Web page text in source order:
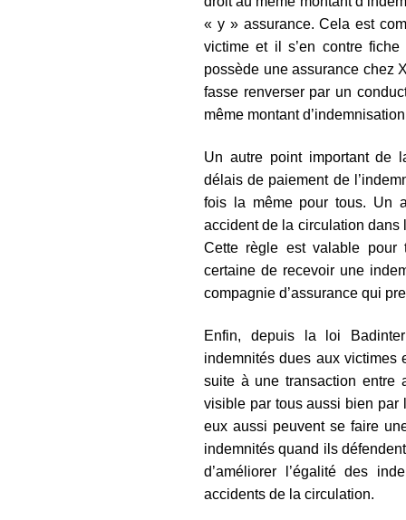
« y » assurance. Cela est
victime et il s’en contre
possède une assurance chez
fasse renverser par un
même montant
Un autre point important de
délais de paiement de
fois la même pour tous. Un
accident de la circulation dans
Cette règle est valable pour
certaine de recevoir une
compagnie d’assurance qui
Enfin, depuis la loi
indemnités dues aux
suite à une transaction entre
visible par tous aussi bien par
eux aussi peuvent se faire
indemnités quand ils
d’améliorer l’égalité des
accidents de la circulation.